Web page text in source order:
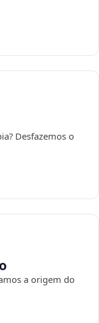
Desfazemos o
a origem do